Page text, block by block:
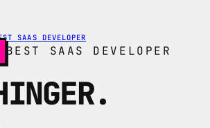
SAAS DEVELOPER
BEST SAAS DEVELOPER
.